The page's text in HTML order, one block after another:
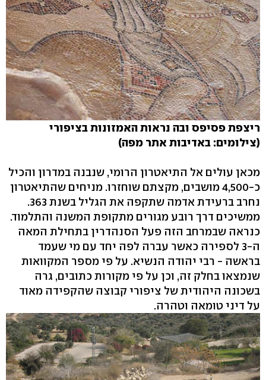
ריצפת פסיפס ובה נראות האמזונות בציפורי
(צילומים: באדיבות אתר מפה)
מכאן עולים אל התיאטרון הרומי, שנבנה במדרון והכיל
כ-4,500 מושבים, מקצתם שוחזרו. מניחים שהתיאטרון
נחרב ברעידת אדמה שתקפה את הגליל בשנת 363.
ממשיכים דרך רובע מגורים מתקופת המשנה והתלמוד.
כנראה שבמרחב הזה פעל הסנהדרין בתחילת המאה
ה-3 לספירה כאשר עברה לפה יחד עם מי שעמד
בראשה - רבי יהודה הנשיא. על פי מספר המקוואות
שנמצאו בחלק זה, וכן על פי מקורות כתובים, גרה
בשכונה היהודית של ציפורי קבוצה שהקפידה מאוד
על דיני טומאה וטהרה.